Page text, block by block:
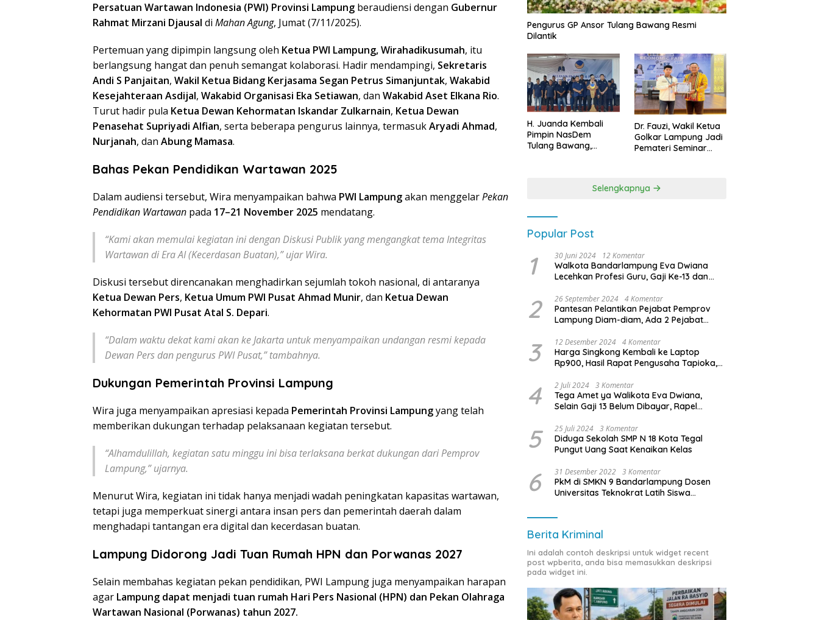
Persatuan Wartawan Indonesia (PWI) Provinsi Lampung beraudiensi dengan Gubernur
Rahmat Mirzani Djausal di Mahan Agung, Jumat (7/11/2025).
Pertemuan yang dipimpin langsung oleh Ketua PWI Lampung, Wirahadikusumah, itu
berlangsung hangat dan penuh semangat kolaborasi. Hadir mendampingi, Sekretaris
Andi S Panjaitan, Wakil Ketua Bidang Kerjasama Segan Petrus Simanjuntak, Wakabid
Kesejahteraan Asdijal, Wakabid Organisasi Eka Setiawan, dan Wakabid Aset Elkana Rio.
Turut hadir pula Ketua Dewan Kehormatan Iskandar Zulkarnain, Ketua Dewan
Penasehat Supriyadi Alfian, serta beberapa pengurus lainnya, termasukAryadi Ahmad,
Nurjanah, dan Abung Mamasa.
Bahas Pekan Pendidikan Wartawan 2025
Dalam audiensi tersebut, Wira menyampaikan bahwa PWI Lampungakan menggelarPekan
Pendidikan Wartawan pada 17–21 November 2025 mendatang.
“Kami akan memulai kegiatan ini denganDiskusi Publik yang mengangkat temaIntegritas
Wartawan di Era AI (Kecerdasan Buatan),” ujar Wira.
Diskusi tersebut direncanakan menghadirkan sejumlah tokoh nasional, di antaranya
Ketua Dewan Pers, Ketua Umum PWI Pusat Ahmad Munir, dan Ketua Dewan
Kehormatan PWI Pusat Atal S. Depari.
“Dalam waktu dekat kami akan ke Jakarta untuk menyampaikan undangan resmi kepada
Dewan Pers dan pengurus PWI Pusat,” tambahnya.
Dukungan Pemerintah Provinsi Lampung
Wira juga menyampaikan apresiasi kepada Pemerintah Provinsi Lampungyang telah
memberikan dukungan terhadap pelaksanaan kegiatan tersebut.
“Alhamdulillah, kegiatan satu minggu ini bisa terlaksana berkat dukungan dari Pemprov
Lampung,” ujarnya.
Menurut Wira, kegiatan ini tidak hanya menjadi wadah peningkatan kapasitas wartawan,
tetapi juga memperkuat sinergi antara insan pers dan pemerintah daerah dalam
menghadapi tantangan era digital dan kecerdasan buatan.
Lampung Didorong Jadi Tuan Rumah HPN dan Porwanas 2027
Selain membahas kegiatan pekan pendidikan, PWI Lampung juga menyampaikan harapan
agar Lampung dapat menjadi tuan rumah Hari Pers Nasional (HPN) dan Pekan Olahraga
Wartawan Nasional (Porwanas) tahun 2027.
Pengurus GP Ansor Tulang Bawang Resmi
Dilantik
H. Juanda Kembali
Pimpin NasDem
Tulang Bawang,
Dr. Fauzi, Wakil Ketua
Golkar Lampung Jadi
Pemateri Seminar
Kebangsaan
Selengkapnya
Popular Post
1 30 Juni 2024 12 Komentar
Walkota Bandarlampung Eva Dwiana
Lecehkan Profesi Guru, Gaji Ke-13 dan
2 26 September 2024 4 Komentar
Pantesan Pelantikan Pejabat Pemprov
Lampung Diam-diam, Ada 2 Pejabat
3 12 Desember 2024 4 Komentar
Harga Singkong Kembali ke Laptop
Rp900, Hasil Rapat Pengusaha Tapioka,
Lampung
4 2 Juli 2024 3 Komentar
Tega Amet ya Walikota Eva Dwiana,
Selain Gaji 13 Belum Dibayar, Rapel
Dibayar
5 25 Juli 2024 3 Komentar
Diduga Sekolah SMP N 18 Kota Tegal
Pungut Uang Saat Kenaikan Kelas
6 31 Desember 2022 3 Komentar
PkM di SMKN 9 Bandarlampung Dosen
Universitas Teknokrat Latih Siswa
Berita Kriminal
Ini adalah contoh deskripsi untuk widget recent
post wpberita, anda bisa memasukkan deskripsi
pada widget ini.